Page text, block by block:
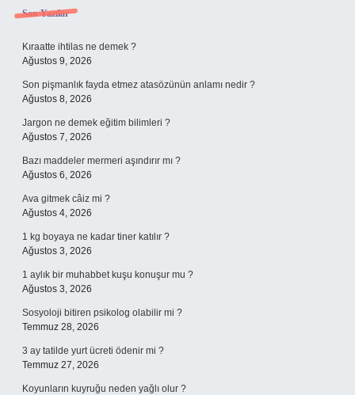
Sidebar
Son Yazılar
Kıraatte ihtilas ne demek ?
Ağustos 9, 2026
Son pişmanlık fayda etmez atasözünün anlamı nedir ?
Ağustos 8, 2026
Jargon ne demek eğitim bilimleri ?
Ağustos 7, 2026
Bazı maddeler mermeri aşındırır mı ?
Ağustos 6, 2026
Ava gitmek câiz mi ?
Ağustos 4, 2026
1 kg boyaya ne kadar tiner katılır ?
Ağustos 3, 2026
1 aylık bir muhabbet kuşu konuşur mu ?
Ağustos 3, 2026
Sosyoloji bitiren psikolog olabilir mi ?
Temmuz 28, 2026
3 ay tatilde yurt ücreti ödenir mi ?
Temmuz 27, 2026
Koyunların kuyruğu neden yağlı olur ?